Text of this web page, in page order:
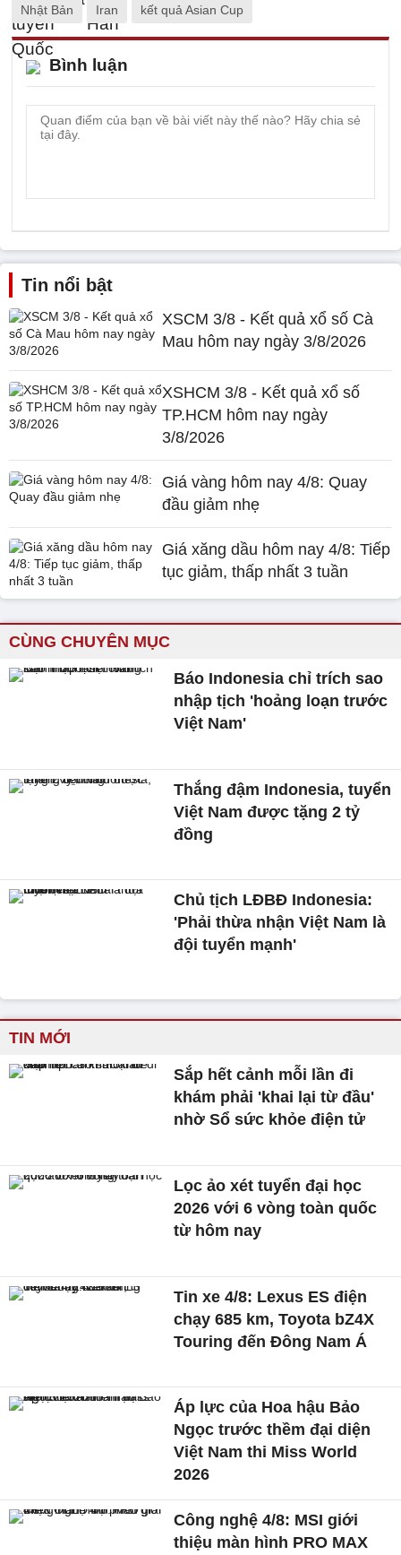
Nhật Bản Iran kết quả Asian Cup
Bình luận
Tin nổi bật
XSCM 3/8 - Kết quả xổ số Cà
Mau hôm nay ngày 3/8/2026
XSHCM 3/8 - Kết quả xổ số
TP.HCM hôm nay ngày
3/8/2026
Giá vàng hôm nay 4/8: Quay
đầu giảm nhẹ
Giá xăng dầu hôm nay 4/8: Tiếp
tục giảm, thấp nhất 3 tuần
CÙNG CHUYÊN MỤC
Báo Indonesia chỉ trích sao
nhập tịch 'hoảng loạn trước
Việt Nam'
Thắng đậm Indonesia, tuyển
Việt Nam được tặng 2 tỷ
đồng
Chủ tịch LĐBĐ Indonesia:
'Phải thừa nhận Việt Nam là
đội tuyển mạnh'
TIN MỚI
Sắp hết cảnh mỗi lần đi
khám phải 'khai lại từ đầu'
nhờ Sổ sức khỏe điện tử
Lọc ảo xét tuyển đại học
2026 với 6 vòng toàn quốc
từ hôm nay
Tin xe 4/8: Lexus ES điện
chạy 685 km, Toyota bZ4X
Touring đến Đông Nam Á
Áp lực của Hoa hậu Bảo
Ngọc trước thềm đại diện
Việt Nam thi Miss World
2026
Công nghệ 4/8: MSI giới
thiệu màn hình PRO MAX